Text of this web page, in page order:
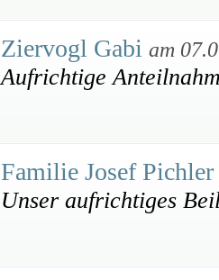
Ziervogl Gabi am
Aufrichtige
Familie Josef Pichler
Unser aufrichtiges